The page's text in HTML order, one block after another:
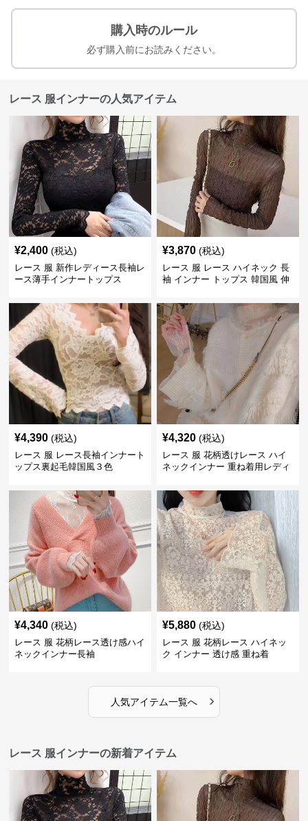
購入時のルール
必ず購入前にお読みください。
レース 服インナーの人気アイテム
¥2,400 (税込)
レース 服 新作レディース長袖レ
ース薄手インナートップス
¥3,870 (税込)
レース 服 レース ハイネック 長
袖 インナー トップス 韓国風 伸
¥4,390 (税込)
レース 服 レース長袖インナート
ップス裏起毛韓国風３色
¥4,320 (税込)
レース 服 花柄透けレース ハイ
ネックインナー 重ね着用レディ
¥4,340 (税込)
レース 服 花柄レース透け感ハイ
ネックインナー長袖
¥5,880 (税込)
レース 服 花柄レース ハイネッ
ク インナー 透け感 重ね着
人気アイテム一覧へ ›
レース 服インナーの新着アイテム